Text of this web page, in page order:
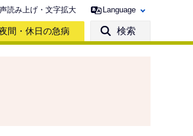
読み上げ・文字拡大 Language
間・休日の急病 検索